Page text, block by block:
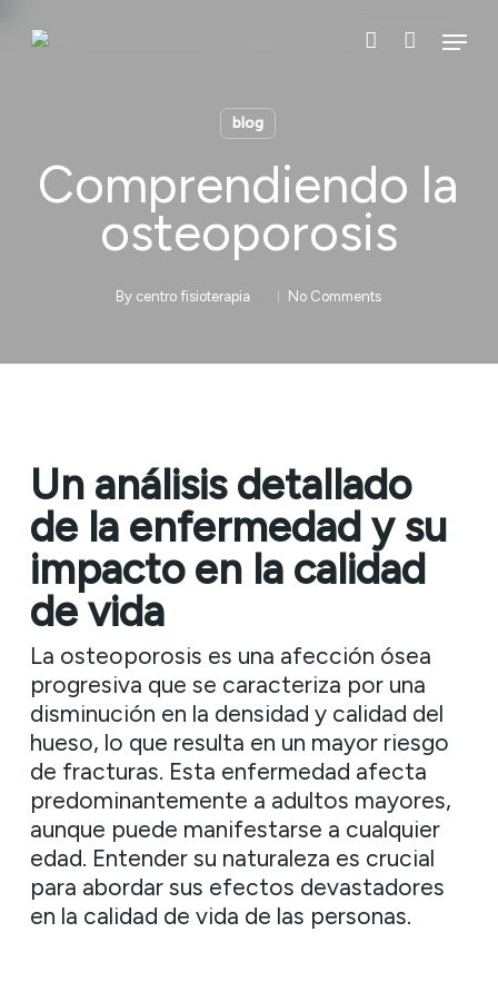
account
Menu
blog
Comprendiendo la
osteoporosis
By centro fisioterapia No Comments
Un análisis detallado
de la enfermedad y su
impacto en la calidad
de vida
La osteoporosis es una afección ósea
progresiva que se caracteriza por una
disminución en la densidad y calidad del
hueso, lo que resulta en un mayor riesgo
de fracturas. Esta enfermedad afecta
predominantemente a adultos mayores,
aunque puede manifestarse a cualquier
edad. Entender su naturaleza es crucial
para abordar sus efectos devastadores
en la calidad de vida de las personas.